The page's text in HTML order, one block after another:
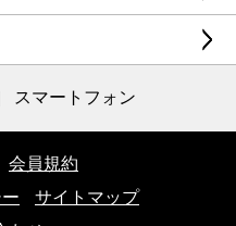
スマートフォン
会員規約
サイトマップ